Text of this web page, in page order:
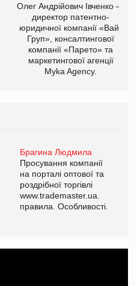
Олег Андрійович Івченко —
директор патентно-
юридичної компанії «Вайз
Груп», консалтингової
компанії «Парето» та
маркетингової агенції
Myka Agency.
Брагина Людмила
Просування компанії
на порталі оптової та
роздрібної торгівлі
www.trademaster.ua.
правила. Особливості.